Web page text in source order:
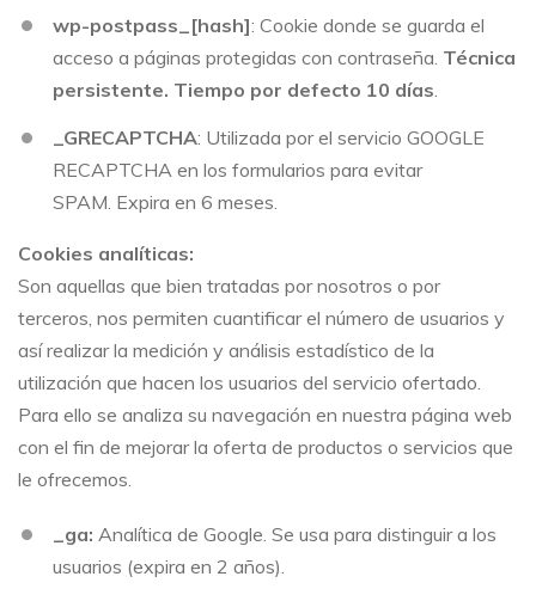
wp-postpass_[hash]: Cookie donde se guarda el
acceso a páginas protegidas con contraseña. Técnica
persistente. Tiempo por defecto 10 días.
_GRECAPTCHA: Utilizada por el servicio GOOGLE
RECAPTCHA en los formularios para evitar
SPAM. Expira en 6 meses.
Cookies analíticas:
Son aquellas que bien tratadas por nosotros o por
terceros, nos permiten cuantificar el número de usuarios y
así realizar la medición y análisis estadístico de la
utilización que hacen los usuarios del servicio ofertado.
Para ello se analiza su navegación en nuestra página web
con el fin de mejorar la oferta de productos o servicios que
le ofrecemos.
_ga: Analítica de Google. Se usa para distinguir a los
usuarios (expira en 2 años).